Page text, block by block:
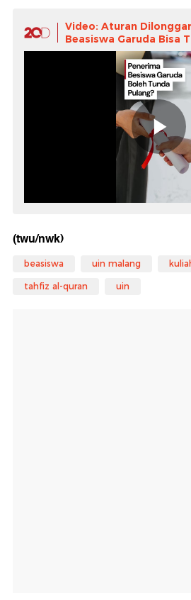
Video: Aturan
Beasiswa Garuda Bisa
(twu/nwk)
beasiswa uin malang
tahfiz al-quran uin